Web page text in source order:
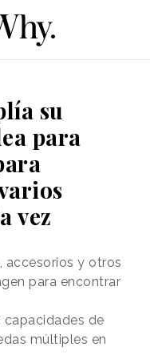
su
para
vez
accesorios y otros
para encontrar
capacidades de
múltiples en